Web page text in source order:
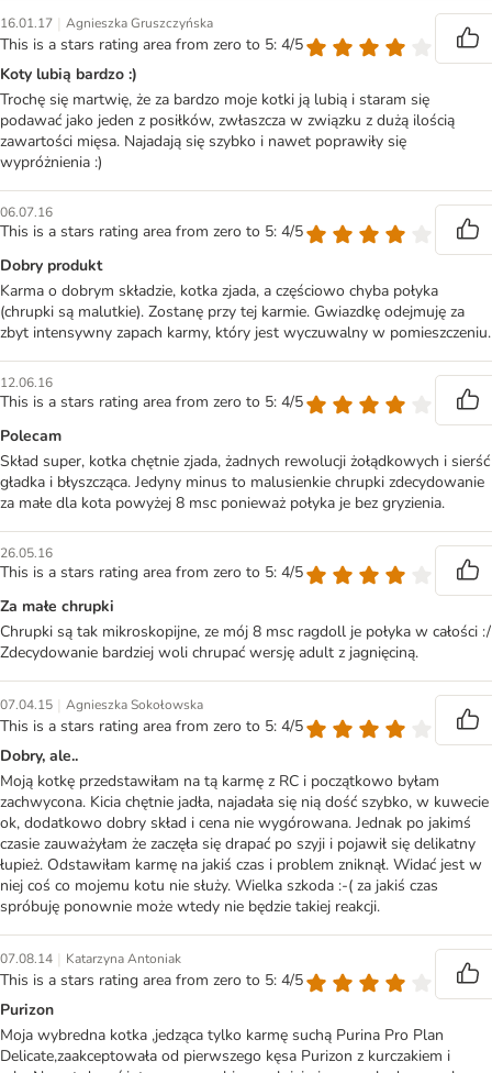
16.01.17 | Agnieszka Gruszczyńska
This is a stars rating area from zero to 5: 4/5
Koty lubią bardzo :)
Trochę się martwię, że za bardzo moje kotki ją lubią i staram się
podawać jako jeden z posiłków, zwłaszcza w związku z dużą ilością
zawartości mięsa. Najadają się szybko i nawet poprawiły się
wypróżnienia :)
06.07.16
This is a stars rating area from zero to 5: 4/5
Dobry produkt
Karma o dobrym składzie, kotka zjada, a częściowo chyba połyka
(chrupki są malutkie). Zostanę przy tej karmie. Gwiazdkę odejmuję za
zbyt intensywny zapach karmy, który jest wyczuwalny w pomieszczeniu.
12.06.16
This is a stars rating area from zero to 5: 4/5
Polecam
Skład super, kotka chętnie zjada, żadnych rewolucji żołądkowych i sierść
gładka i błyszcząca. Jedyny minus to malusienkie chrupki zdecydowanie
za małe dla kota powyżej 8 msc ponieważ połyka je bez gryzienia.
26.05.16
This is a stars rating area from zero to 5: 4/5
Za małe chrupki
Chrupki są tak mikroskopijne, ze mój 8 msc ragdoll je połyka w całości :/
Zdecydowanie bardziej woli chrupać wersję adult z jagnięciną.
07.04.15 | Agnieszka Sokołowska
This is a stars rating area from zero to 5: 4/5
Dobry, ale..
Moją kotkę przedstawiłam na tą karmę z RC i początkowo byłam
zachwycona. Kicia chętnie jadła, najadała się nią dość szybko, w kuwecie
ok, dodatkowo dobry skład i cena nie wygórowana. Jednak po jakimś
czasie zauważyłam że zaczęła się drapać po szyji i pojawił się delikatny
łupież. Odstawiłam karmę na jakiś czas i problem zniknął. Widać jest w
niej coś co mojemu kotu nie służy. Wielka szkoda :-( za jakiś czas
spróbuję ponownie może wtedy nie będzie takiej reakcji.
07.08.14 | Katarzyna Antoniak
This is a stars rating area from zero to 5: 4/5
Purizon
Moja wybredna kotka ,jedząca tylko karmę suchą Purina Pro Plan
Delicate,zaakceptowała od pierwszego kęsa Purizon z kurczakiem i